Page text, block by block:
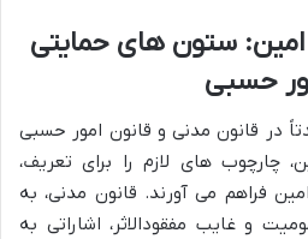
ستون های حمایتی
حسبی
در قانون مدنی و قانون امور حسبی
چارچوب های لازم را برای تعریف،
فراهم می آورند. قانون مدنی، به
و غایب مفقودالاثر، اشاراتی به